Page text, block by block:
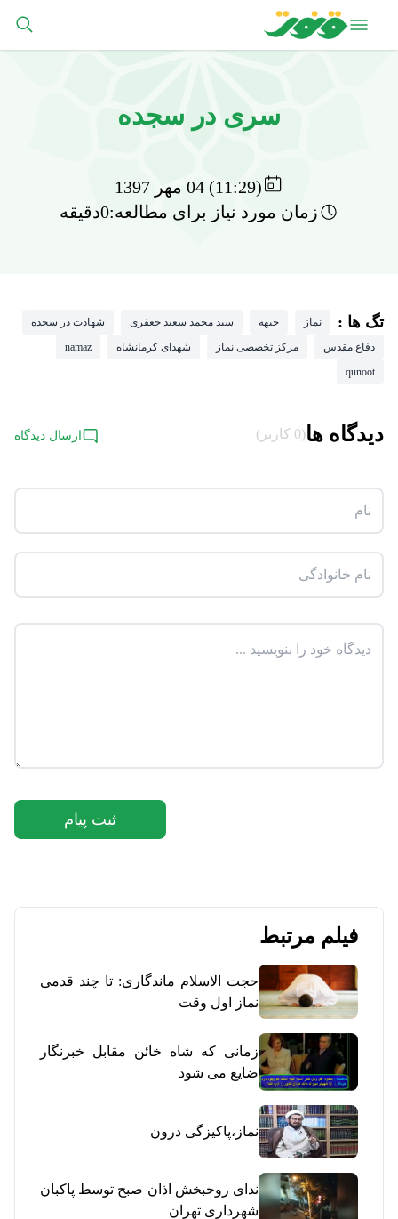
سری در سجده
(11:29) 04 مهر 1397
زمان مورد نیاز برای مطالعه:0دقیقه
تگ ها : نماز جبهه سید محمد سعید جعفری
شهادت در سجده
دفاع مقدس
مرکز تخصصی نماز شهدای کرمانشاه
namaz
qunoot
دیدگاه ها(0 کاربر) ارسال دیدگاه
ثبت پیام
فیلم مرتبط
حجت الاسلام ماندگاری: تا چند قدمی
نماز اول وقت
زمانی که شاه خائن مقابل خبرنگار
ضایع می شود
نماز،پاکیزگی درون
ندای روحبخش اذان صبح توسط پاکبان
شهرداری تهران